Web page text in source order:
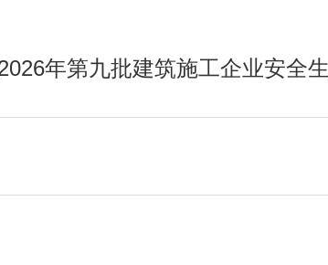
年第九批建筑施工企业安全